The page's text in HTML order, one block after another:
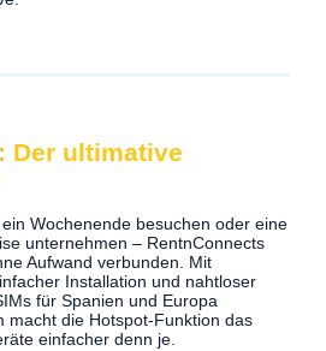
Der ultimative
Wochenende besuchen oder eine
unternehmen – RentnConnects
Aufwand verbunden. Mit
Installation und nahtloser
für Spanien und Europa
macht die Hotspot-Funktion das
einfacher denn je.